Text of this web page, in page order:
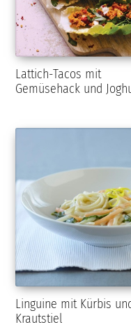
Lattich-Tacos mit
Gemüsehack und
Linguine mit Kürbis
Krautstiel